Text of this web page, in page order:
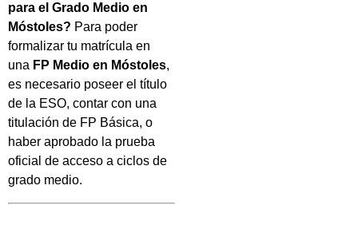
para el Grado Medio en
Móstoles? Para poder
formalizar tu matrícula en
una FP Medio en Móstoles,
es necesario poseer el título
de la ESO, contar con una
titulación de FP Básica, o
haber aprobado la prueba
oficial de acceso a ciclos de
grado medio.